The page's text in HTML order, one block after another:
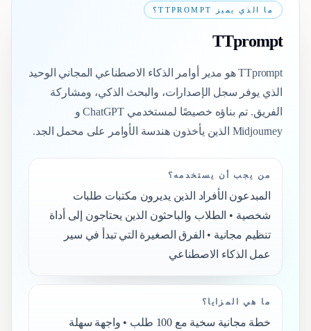
ما الذي يميز TTPROMPT؟
TTprompt
TTprompt هو مدير أوامر الذكاء الاصطناعي المجاني الوحيد
الذي يوفر سجل الإصدارات، والبحث الذكي، ومشاركة
الفريق. تم بناؤه خصيصًا لمستخدمي ChatGPT و
Midjourney الذين يأخذون هندسة الأوامر على محمل الجد.
من يجب أن يستخدمه؟
المبدعون الأفراد الذين يديرون مكتبات طلبات
شخصية • الطلاب والباحثون الذين يحتاجون إلى أداة
تنظيم مجانية • الفرق الصغيرة التي تبدأ في سير
عمل الذكاء الاصطناعي
ما هي المزايا؟
خطة مجانية سخية مع 100 طلب • واجهة سهلة